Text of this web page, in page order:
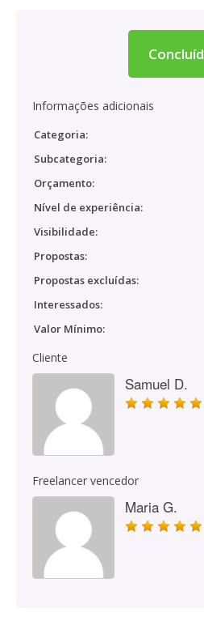
Informações adicionais
Categoria:
Subcategoria:
Orçamento:
Nível de experiência:
Visibilidade:
Propostas:
Propostas excluídas:
Interessados:
Valor Mínimo:
Cliente
Samuel D.
Freelancer vencedor
Maria G.